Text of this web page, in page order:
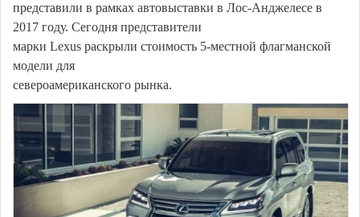
представили в рамках автовыставки в Лос-Анджелесе в
2017 году. Сегодня представители
марки Lexus раскрыли стоимость 5-местной флагманской
модели для
североамериканского рынка.